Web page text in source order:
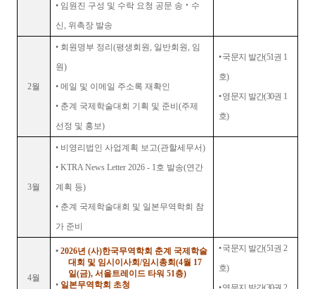
• 임원진 구성 및 수락 요청 공문 송 ‧ 수
신, 위촉장 발송
2월
• 회원명부 정리 (평생회원, 일반회원, 임
원)
• 메일 및 이메일 주소록 재확인
• 춘계 국제학술대회 기획 및 준비 (주제
선정 및 홍보)
•국문지 발간(51권 1
호)
•영문지 발간(30권 1
호)
3월
• 비영리법인 사업계획 보고(관할세무서)
• KTRA News Letter 2026 - 1호 발송(연간
계획 등)
• 춘계 국제학술대회 및 일본무역학회 참
가 준비
4월
• 2026년 (사)한국무역학회 춘계 국제학술
대회 및 임시이사회/임시총회(4월 17
일(금),서울트레이드 타워51층)
• 일본무역학회 초청
•국문지 발간(51권2
호)